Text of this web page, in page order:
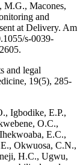
M.G., Macones,
and
at Delivery. Am
s-0039-
and legal
19(5), 285-
Igbodike, E.P.,
O.C.,
E.C.,
Okwuosa, C.N.,
H.C., Ugwu,